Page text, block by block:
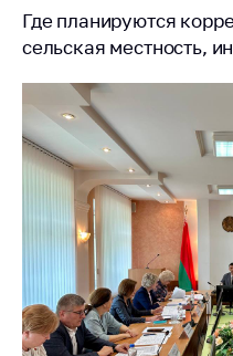
Где планируются
сельская местность,